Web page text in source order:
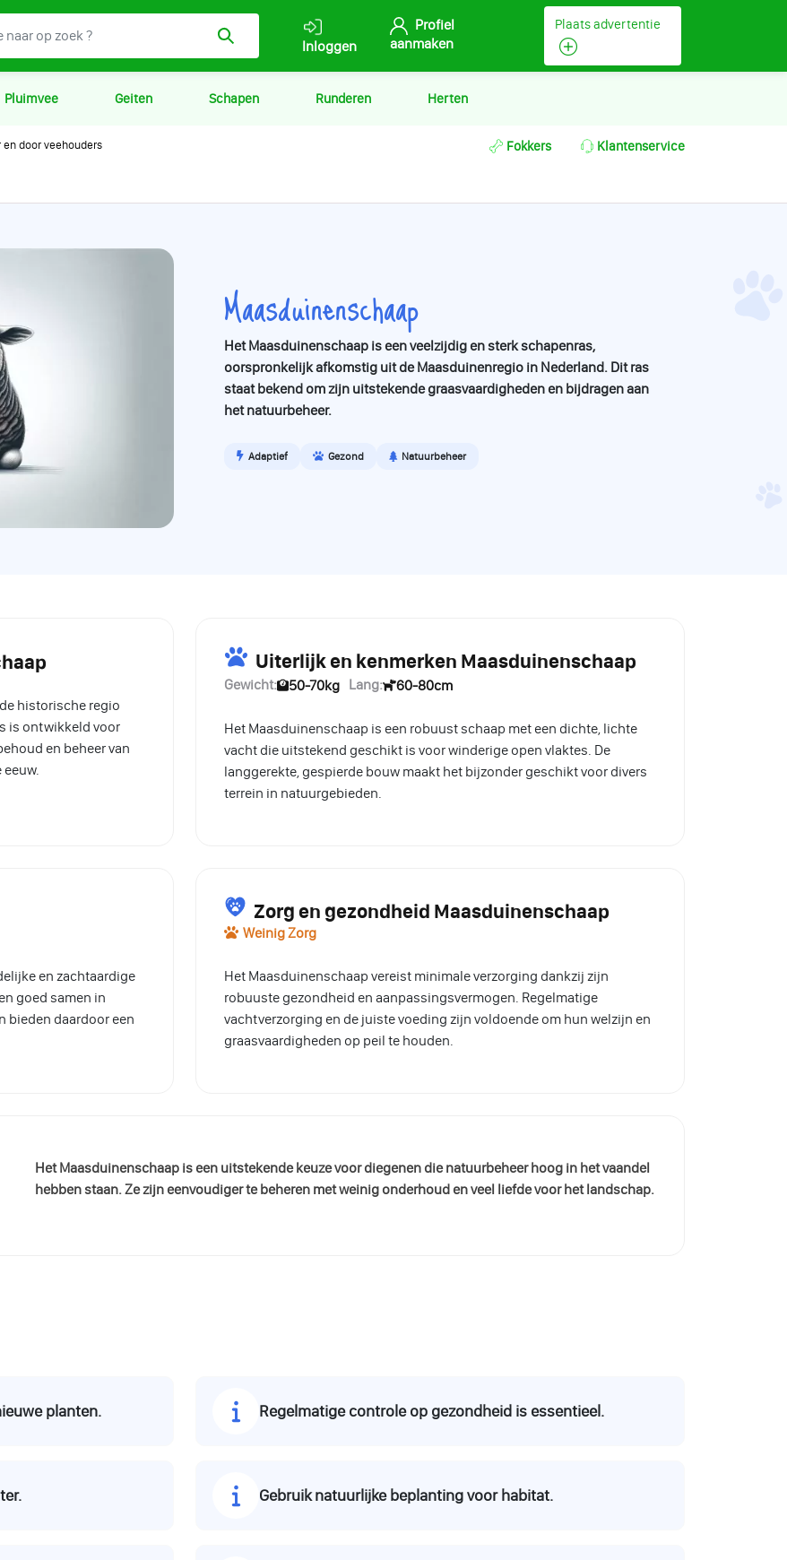
Inloggen
Profiel
aanmaken
Plaats advertentie
Pluimvee Geiten Schapen Runderen Herten
en door veehouders Fokkers Klantenservice
Maasduinenschaap
Het Maasduinenschaap is een veelzijdig en sterk schapenras,
oorspronkelijk afkomstig uit de Maasduinenregio in Nederland. Dit ras
staat bekend om zijn uitstekende graasvaardigheden en bijdragen aan
het natuurbeheer.
Adaptief Gezond Natuurbeheer
historische regio
is ontwikkeld voor
en beheer van
Uiterlijk en kenmerken Maasduinenschaap
Gewicht: 50-70kg Lang: 60-80cm
Het Maasduinenschaap is een robuust schaap met een dichte, lichte
vacht die uitstekend geschikt is voor winderige open vlaktes. De
langgerekte, gespierde bouw maakt het bijzonder geschikt voor divers
terrein in natuurgebieden.
en zachtaardige
goed samen in
bieden daardoor een
Zorg en gezondheid Maasduinenschaap
Weinig Zorg
Het Maasduinenschaap vereist minimale verzorging dankzij zijn
robuuste gezondheid en aanpassingsvermogen. Regelmatige
vachtverzorging en de juiste voeding zijn voldoende om hun welzijn en
graasvaardigheden op peil te houden.
Het Maasduinenschaap is een uitstekende keuze voor diegenen die natuurbeheer hoog in het vaandel
hebben staan. Ze zijn eenvoudiger te beheren met weinig onderhoud en veel liefde voor het landschap.
planten. Regelmatige controle op gezondheid is essentieel.
Gebruik natuurlijke beplanting voor habitat.